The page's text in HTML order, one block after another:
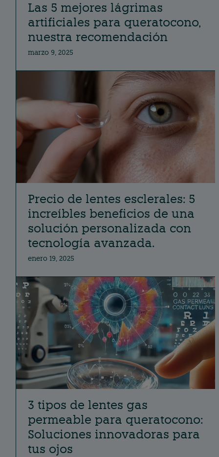
Las 5 mejores lágrimas
artificiales para queratocono,
nuestra recomendación
marzo 9, 2025
Precio de lentes esclerales: 5
increíbles beneficios de una
solución personalizada con
tecnología avanzada.
enero 19, 2025
3 tipos de lentes gas
permeable para queratocono:
Soluciones innovadoras para
tus ojos